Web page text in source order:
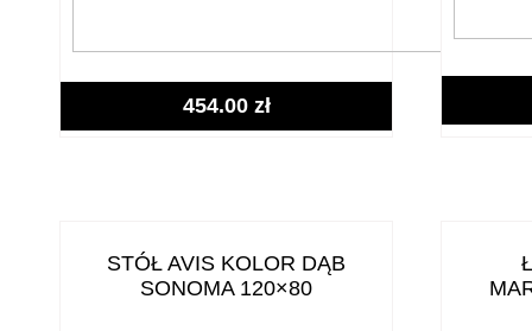
454.00 zł
STÓŁ AVIS KOLOR DĄB
SONOMA 120×80